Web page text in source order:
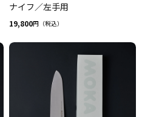
ナイフ／左手用
19,800円（税込）